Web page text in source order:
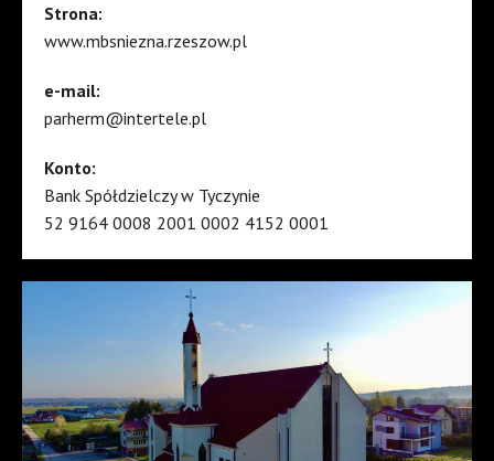
Strona:
www.mbsniezna.rzeszow.pl
e-mail:
parherm@intertele.pl
Konto:
Bank Spółdzielczy w Tyczynie
52 9164 0008 2001 0002 4152 0001